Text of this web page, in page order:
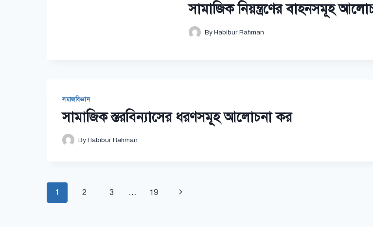
সামাজিক নিয়ন্ত্রণের বাহনসমূহ
ByHabibur Rahman
সমাজবিজ্ঞান
সামাজিক স্তরবিন্যাসের ধরণসমূহ আলোচনা কর
ByHabibur Rahman
Page
1 2 3 … 19
Next